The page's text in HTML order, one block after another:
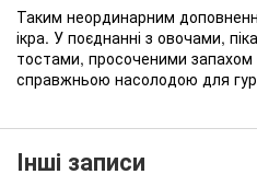
Таким неординарним
ікра. У поєднанні з овочами,
тостами, просоченими запахом
справжньою насолодою для
Інші записи